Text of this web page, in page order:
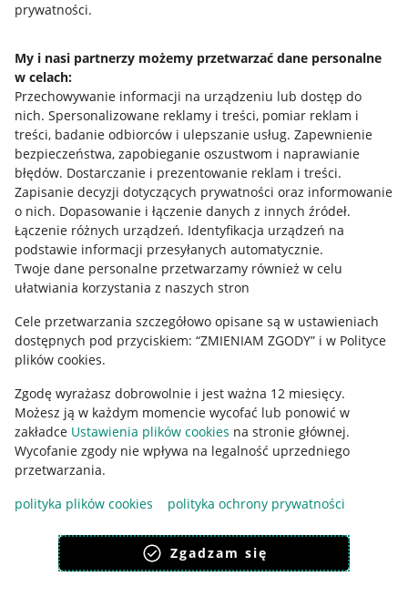
prywatności.
My i nasi partnerzy możemy przetwarzać dane personalne
w celach:
Przechowywanie informacji na urządzeniu lub dostęp do
nich. Spersonalizowane reklamy i treści, pomiar reklam i
treści, badanie odbiorców i ulepszanie usług. Zapewnienie
bezpieczeństwa, zapobieganie oszustwom i naprawianie
błędów. Dostarczanie i prezentowanie reklam i treści.
Zapisanie decyzji dotyczących prywatności oraz informowanie
o nich. Dopasowanie i łączenie danych z innych źródeł.
Łączenie różnych urządzeń. Identyfikacja urządzeń na
podstawie informacji przesyłanych automatycznie.
Twoje dane personalne przetwarzamy również w celu
ułatwiania korzystania z naszych stron
Cele przetwarzania szczegółowo opisane są w ustawieniach
dostępnych pod przyciskiem: “ZMIENIAM ZGODY” i w Polityce
plików cookies.
Zgodę wyrażasz dobrowolnie i jest ważna 12 miesięcy.
Możesz ją w każdym momencie wycofać lub ponowić w
zakładce Ustawienia plików cookies na stronie głównej.
Wycofanie zgody nie wpływa na legalność uprzedniego
przetwarzania.
polityka plików cookies
polityka ochrony prywatności
Zgadzam się
Jak to działa
Allegro Gadane dla sprzedających
Allegro Gadane dla kupujących
Mapa miejscowości
Informacje prawne
Regulamin
Polityka plików "cookies"
Ustawienia plików "cookies"
Udostępnianie lokalizacji
Informacje dla Aktu o Usługach Cyfrowych
Pobierz aplikację